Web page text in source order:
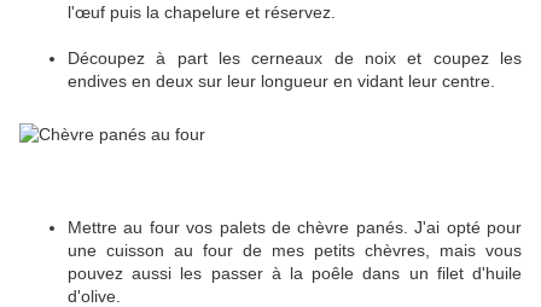
l'œuf puis la chapelure et réservez.
Découpez à part les cerneaux de noix et coupez les
endives en deux sur leur longueur en vidant leur centre.
Mettre au four vos palets de chèvre panés. J'ai opté pour
une cuisson au four de mes petits chèvres, mais vous
pouvez aussi les passer à la poêle dans un filet d'huile
d'olive.